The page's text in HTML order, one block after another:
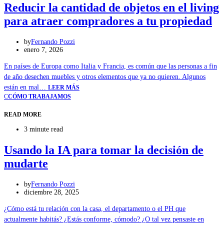
Reducir la cantidad de objetos en el living
para atraer compradores a tu propiedad
byFernando Pozzi
enero 7, 2026
En países de Europa como Italia y Francia, es común que las personas a fin
de año desechen muebles y otros elementos que ya no quieren. Algunos
están en mal… LEER MÁS
CCÓMO TRABAJAMOS
READ MORE
3 minute read
Usando la IA para tomar la decisión de
mudarte
byFernando Pozzi
diciembre 28, 2025
¿Cómo está tu relación con la casa, el departamento o el PH que
actualmente habitás? ¿Estás conforme, cómodo? ¿O tal vez pensaste en